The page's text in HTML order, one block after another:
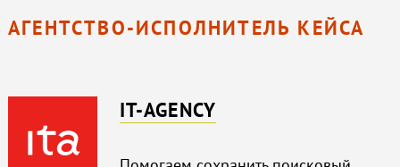
АГЕНТСТВО-ИСПОЛНИТЕЛЬ КЕЙСА
IT-AGENCY